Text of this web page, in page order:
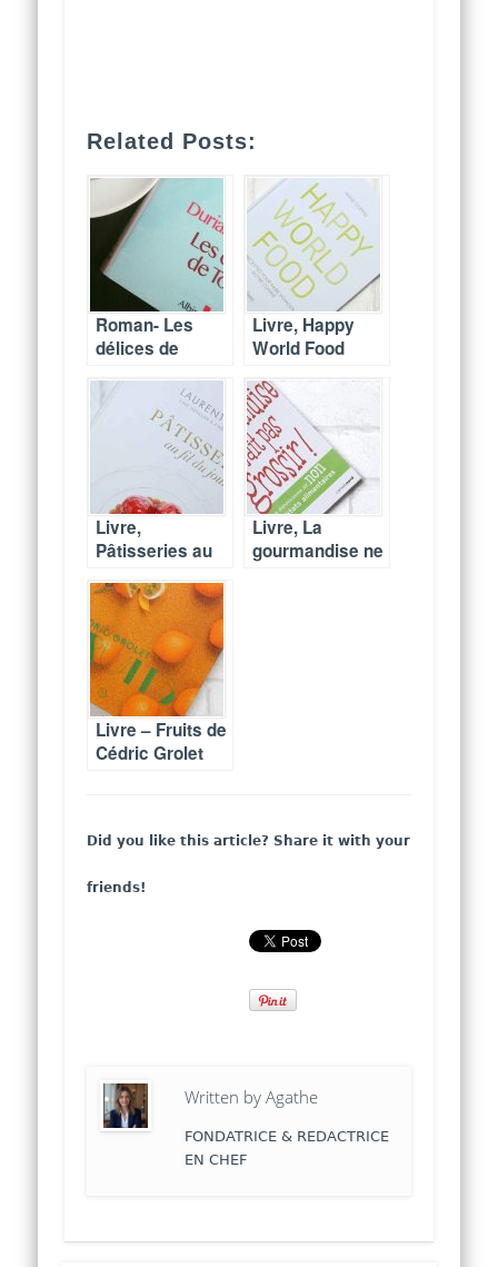
Related Posts:
Roman- Les
délices de
Sukegawa
Livre, Happy
World Food
Livre,
Pâtisseries au
Laurent Jeannin
Livre, La
gourmandise ne
Livre – Fruits de
Cédric Grolet
Did you like this article? Share it with your
friends!
Written byAgathe
FONDATRICE & REDACTRICE
EN CHEF